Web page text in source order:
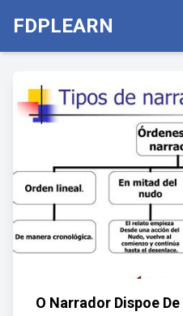
FDPLEARN
O Narrador Dispoe